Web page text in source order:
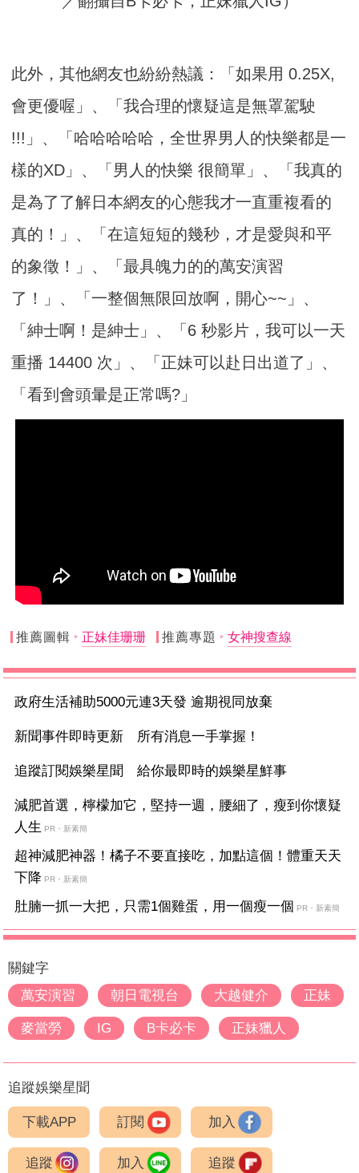
此外，其他網友也紛紛熱議：「如果用 0.25X,
會更優喔」、「我合理的懷疑這是無罩駕駛
!!!」、「哈哈哈哈哈，全世界男人的快樂都是一
樣的XD」、「男人的快樂 很簡單」、「我真的
是為了了解日本網友的心態我才一直重複看的
真的！」、「在這短短的幾秒，才是愛與和平
的象徵！」、「最具魄力的的萬安演習
了！」、「一整個無限回放啊，開心~~」、
「紳士啊！是紳士」、「6 秒影片，我可以一天
重播 14400 次」、「正妹可以赴日出道了」、
「看到會頭暈是正常嗎?」
推薦圖輯 正妹佳珊珊 推薦專題 女神搜查線
政府生活補助5000元連3天發 逾期視同放棄
新聞事件即時更新 所有消息一手掌握！
追蹤訂閱娛樂星聞 給你最即時的娛樂星鮮事
減肥首選，檸檬加它，堅持一週，腰細了，瘦到你懷疑
人生
PR・新素簡
超神減肥神器！橘子不要直接吃，加點這個！體重天天
下降 PR・新素簡
肚腩一抓一大把，只需1個雞蛋，用一個瘦一個 PR・新素簡
關鍵字
萬安演習
朝日電視台 大越健介 正妹
麥當勞 IG B卡必卡 正妹獵人
追蹤娛樂星聞
下載APP 訂閱 加入
追蹤 加入 追蹤